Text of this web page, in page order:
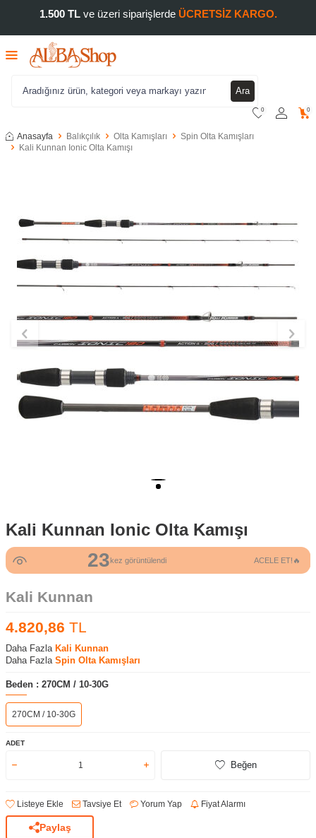
1.500 TLve üzeri siparişlerde ÜCRETSİZ KARGO.
Ara
0 0
Anasayfa Balıkçılık Olta Kamışları
Spin Olta Kamışları
Kali Kunnan Ionic Olta Kamışı
Kali Kunnan Ionic Olta Kamışı
23kez görüntülendi ACELE ET!🔥
Kali Kunnan
4.820,86 TL
Daha Fazla Kali Kunnan
Daha Fazla Spin Olta Kamışları
Beden : 270CM / 10-30G
270CM / 10-30G
ADET
Beğen
Listeye Ekle Tavsiye Et Yorum Yap Fiyat Alarmı
Paylaş